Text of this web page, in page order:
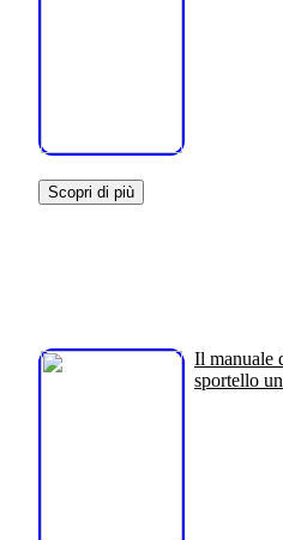
Scopri di più
Il manuale
sportello